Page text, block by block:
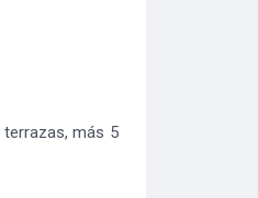
más 5